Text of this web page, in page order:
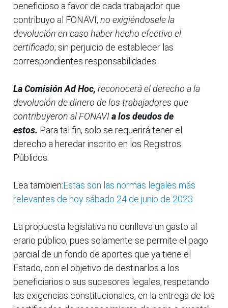
beneficioso a favor de cada trabajador que
contribuyo al FONAVI, no exigiéndosele la
devolución en caso haber hecho efectivo el
certificado; sin perjuicio de establecer las
correspondientes responsabilidades.
La Comisión Ad Hoc, reconocerá el derecho a la
devolución de dinero de los trabajadores que
contribuyeron alFONAVI a los deudos de
estos. Para tal fin, solo se requerirá tener el
derecho a heredar inscrito en los Registros
Públicos.
Lea tambien:Estas son las normas legales más
relevantes de hoy sábado 24 de junio de 2023
La propuesta legislativa no conlleva un gasto al
erario público, pues solamente se permite el pago
parcial de un fondo de aportes que ya tiene el
Estado, con el objetivo de destinarlos a los
beneficiarios o sus sucesores legales, respetando
las exigencias constitucionales, en la entrega de los